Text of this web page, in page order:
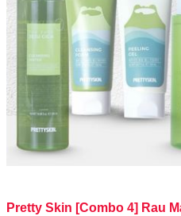
Pretty Skin [Combo 4] Rau